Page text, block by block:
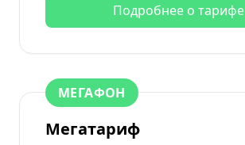
Подробнее о тарифе
МЕГАФОН
Мегатариф